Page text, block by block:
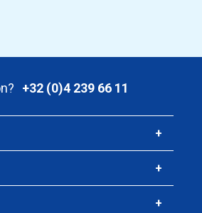
+32 (0)4 239 66 11